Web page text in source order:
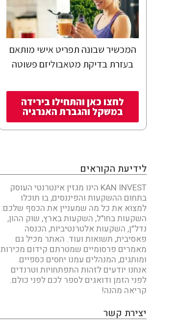
המכשיר שבונה תפריט אישי מותאם
בעזרת בדיקת מטאבוליזם פשוטה
לחצו כאן והתחילו בירידה
במשקל והגברת האנרגיה
לידיעת הקוראים
KAN INVEST הינו מגזין אינטרנטי העוסק
בתחום ההשקעות והפיננסים, בו תוכלו
למצוא את כל מה שמעניין את הכסף שלכם:
השקעות בחו"ל, השקעות בארץ, שוק ההון,
נדל״ן, השקעות אלטרנטיביות, הכנסה
פאסיבית, תשואות ועוד. האתר מכיל גם
מאמרים פרסומיים שמטרתם קידום מכירות
ומותגים, המנהלים עמנו יחסים כספיים.
אנחנו יודעים לזהות התפתחויות וטרנדים
לפני הזמן ודואגים לספר לכם לפני כולם.
קריאה מהנה!
יצירת קשר